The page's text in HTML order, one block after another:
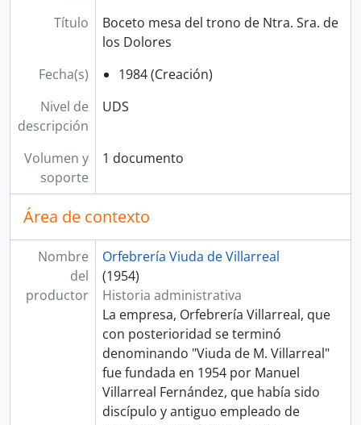
Título
Boceto mesa del trono de Ntra. Sra. de
los Dolores
Fecha(s)
1984 (Creación)
Nivel de
descripción
UDS
Volumen y
soporte
1 documento
Área de contexto
Nombre
del
productor
Orfebrería Viuda de Villarreal
(1954)
Historia administrativa
La empresa, Orfebrería Villarreal, que
con posterioridad se terminó
denominando "Viuda de M. Villarreal"
fue fundada en 1954 por Manuel
Villarreal Fernández, que había sido
discípulo y antiguo empleado de